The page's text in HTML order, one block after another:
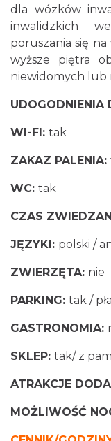
dla wózków
inwalidzkich
poruszania się
wyższe piętra
niewidomych lub
UDOGODNIENIA
WI-FI: tak
ZAKAZ PALENIA:
WC: tak
CZAS
JĘZYKI: polski /
ZWIERZĘTA: nie
PARKING: tak /
GASTRONOMIA:
SKLEP: tak/ z
ATRAKCJE
MOŻLIWOŚĆ